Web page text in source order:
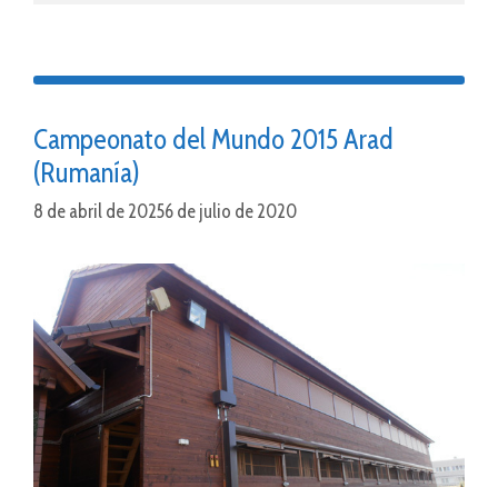
Campeonato del Mundo 2015 Arad
(Rumanía)
8 de abril de 20256 de julio de 2020